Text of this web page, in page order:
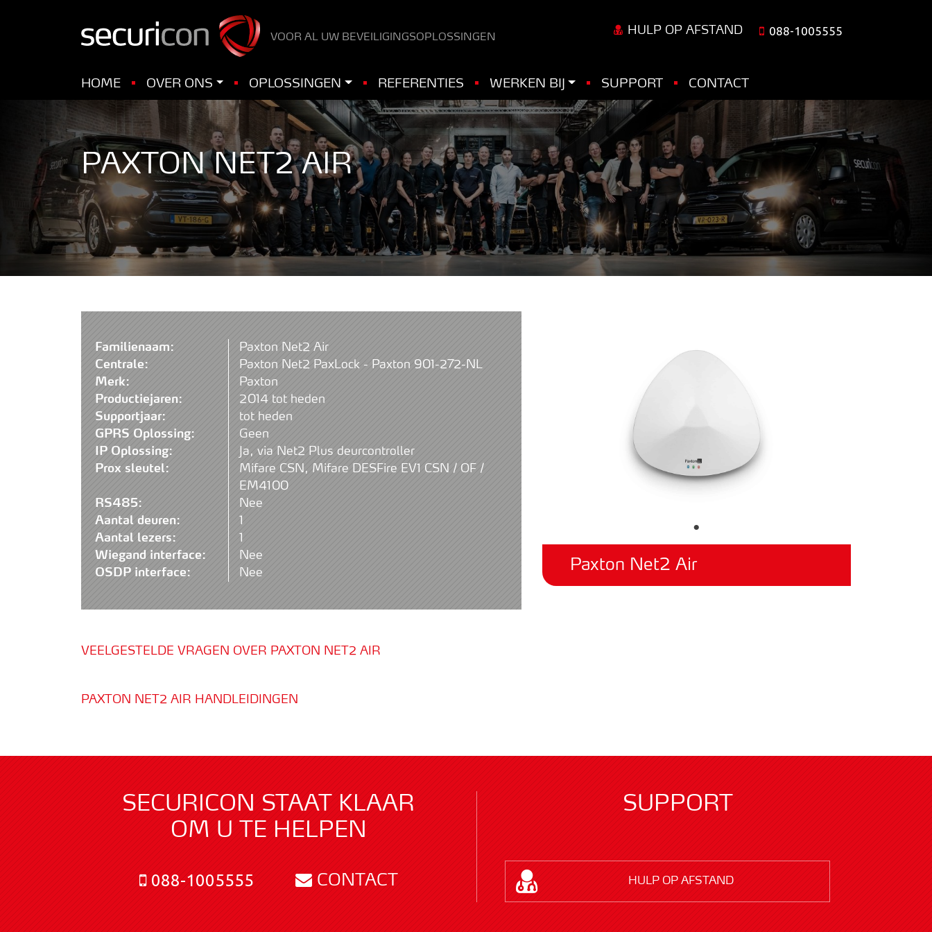
VOOR AL UW BEVEILIGINGSOPLOSSINGEN HULP OP AFSTAND 088-1005555
HOME OVER ONS OPLOSSINGEN REFERENTIES WERKEN BIJ SUPPORT CONTACT
PAXTON NET2 AIR
Familienaam:
Paxton Net2 Air
Centrale:
Paxton Net2 PaxLock - Paxton 901-272-NL
Merk:
Paxton
Productiejaren:
2014 tot heden
Supportjaar:
tot heden
GPRS Oplossing:
Geen
IP Oplossing:
Ja, via Net2 Plus deurcontroller
Prox sleutel:
Mifare CSN, Mifare DESFire EV1 CSN / OF /
EM4100
RS485:
Nee
Aantal deuren:
1
Aantal lezers:
1
Wiegand interface:
Nee
OSDP interface:
Nee
VEELGESTELDE VRAGEN OVER PAXTON NET2 AIR
PAXTON NET2 AIR HANDLEIDINGEN
Paxton Net2 Air
SECURICON STAAT KLAAR
OM U TE HELPEN
088-1005555 CONTACT
SUPPORT
HULP OP AFSTAND